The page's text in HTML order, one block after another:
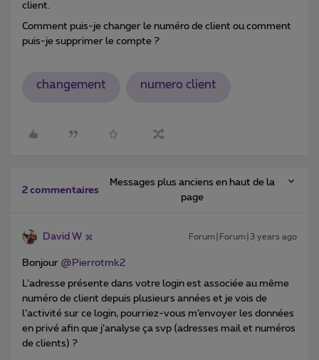
client.
Comment puis-je changer le numéro de client ou comment
puis-je supprimer le compte ?
changement numero client
2 commentaires
Messages plus anciens en haut de la
page
David W Forum|Forum|3 years ago
Bonjour @Pierrotmk2
L’adresse présente dans votre login est associée au même
numéro de client depuis plusieurs années et je vois de
l’activité sur ce login, pourriez-vous m’envoyer les données
en privé afin que j’analyse ça svp (adresses mail et numéros
de clients) ?